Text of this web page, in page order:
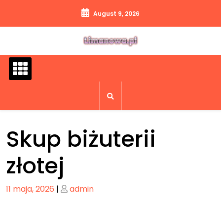
content
August 9, 2026
Skup biżuterii
złotej
Posted
11 maja, 2026 | Posted
admin